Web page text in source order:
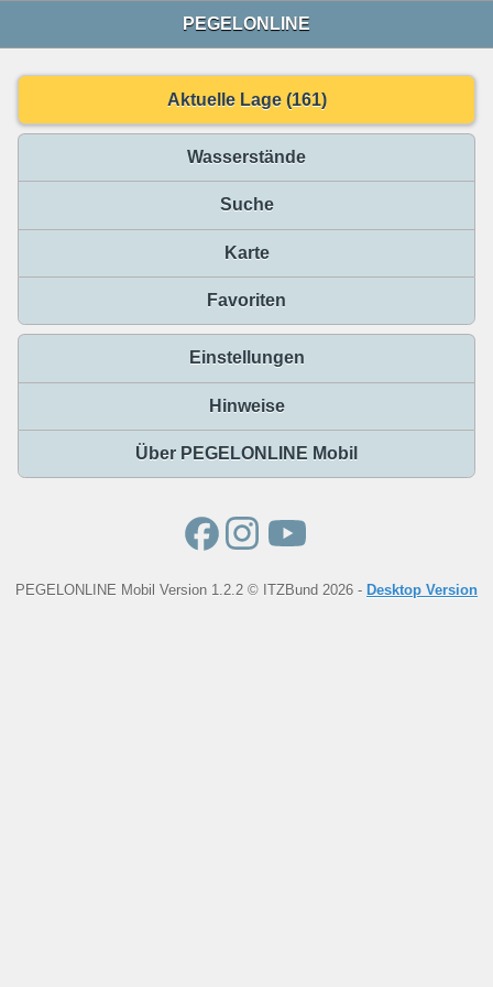
PEGELONLINE
Aktuelle Lage (161)
Wasserstände
Suche
Karte
Favoriten
Einstellungen
Hinweise
Über PEGELONLINE Mobil
PEGELONLINE Mobil Version 1.2.2 © ITZBund 2026 - Desktop Version